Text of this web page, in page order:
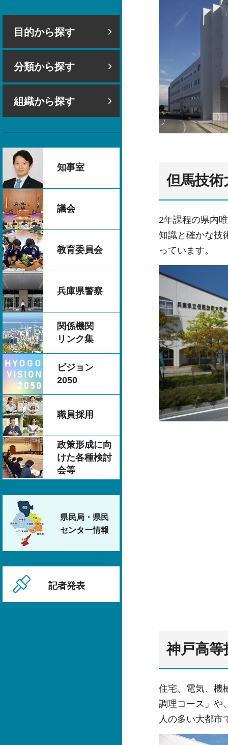
目的から探す
分類から探す
組織から探す
知事室
議会
教育委員会
兵庫県警察
関係機関
リンク集
ビジョン
2050
職員採用
政策形成に向
けた各種検討
会等
県民局・県民
センター情報
記者発表
但馬技術
2年課程の県内
知識と確かな技
っています。
神戸高等
住宅、電気、機
調理コース」や
人の多い大都市